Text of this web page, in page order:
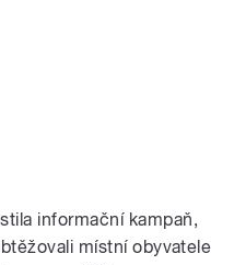
informační kampaň,
místní obyvatele